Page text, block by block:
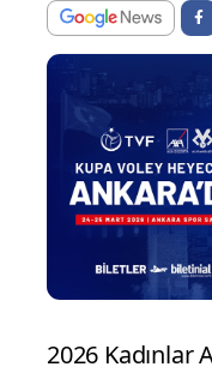
2026 Kadınlar